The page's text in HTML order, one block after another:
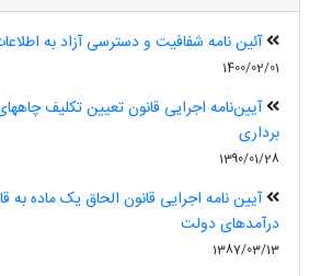
آئین نامه شفافیت و دسترسی آزاد به
1400/02/01
آیین‌نامه اجرایی قانون تعیین تکلیف
برداری
1390/01/28
آیین نامه اجرایی قانون الحاق یک ماده به
درآمدهای دولت
1387/03/13